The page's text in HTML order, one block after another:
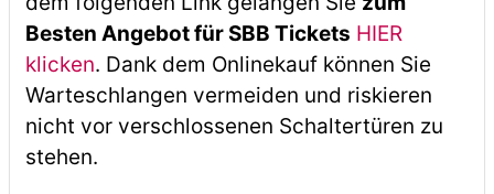
Besten Angebot für SBB Tickets HIER
klicken. Dank dem Onlinekauf können Sie
Warteschlangen vermeiden und riskieren
nicht vor verschlossenen Schaltertüren zu
stehen.